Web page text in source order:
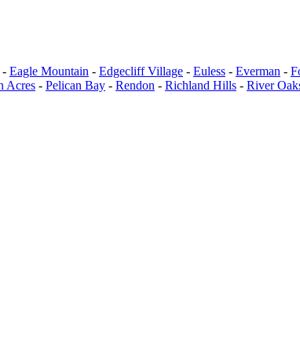
- Eagle Mountain - Edgecliff Village - Euless - Everman -
Acres - Pelican Bay - Rendon - Richland Hills - River